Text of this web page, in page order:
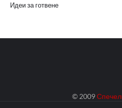
Идеи за готвене
© 2009